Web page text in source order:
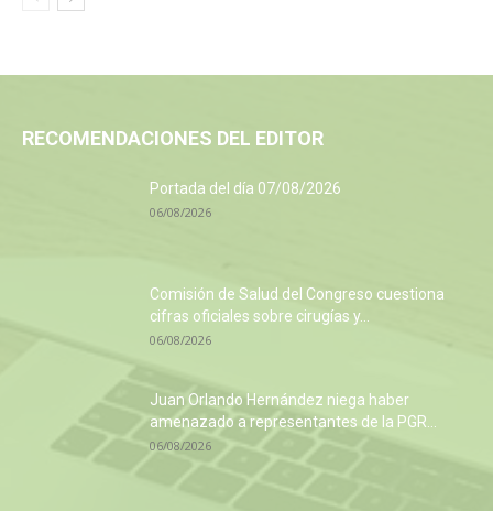
RECOMENDACIONES DEL EDITOR
Portada del día 07/08/2026
06/08/2026
Comisión de Salud del Congreso cuestiona
cifras oficiales sobre cirugías y...
06/08/2026
Juan Orlando Hernández niega haber
amenazado a representantes de la PGR...
06/08/2026